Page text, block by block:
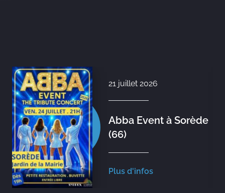
21 juillet 2026
Abba Event à Sorède
(66)
Plus d'infos